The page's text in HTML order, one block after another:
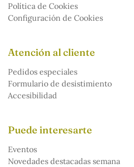
Política de Cookies
Configuración de Cookies
Atención al cliente
Pedidos especiales
Formulario de desistimiento
Accesibilidad
Puede interesarte
Eventos
Novedades destacadas semana